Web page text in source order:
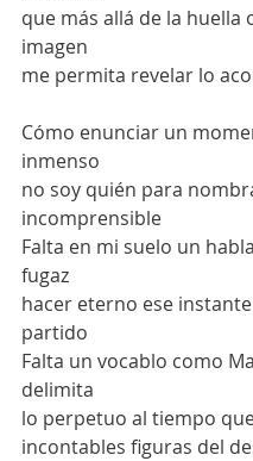
que más allá de la huella
imagen
me permita revelar lo
Cómo enunciar un
inmenso
no soy quién para
incomprensible
Falta en mi suelo un
fugaz
hacer eterno ese
partido
Falta un vocablo como
delimita
lo perpetuo al tiempo
incontables figuras del